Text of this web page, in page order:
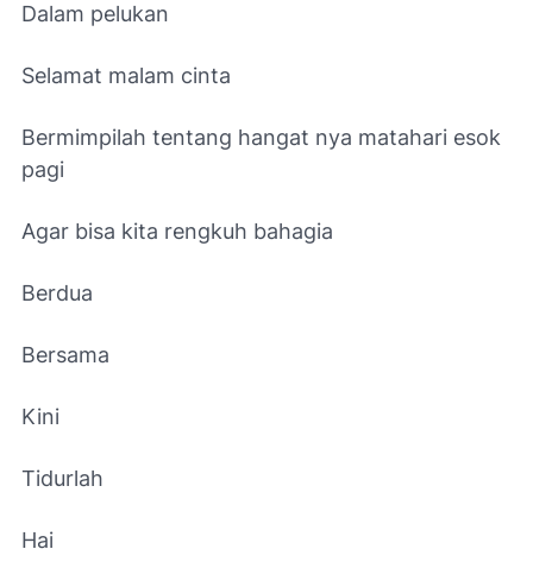
Dalam pelukan
Selamat malam cinta
Bermimpilah tentang hangat nya matahari esok
pagi
Agar bisa kita rengkuh bahagia
Berdua
Bersama
Kini
Tidurlah
Hai